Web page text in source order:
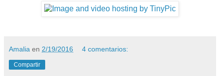
Amalia en 2/19/2016 4 comentarios:
Compartir